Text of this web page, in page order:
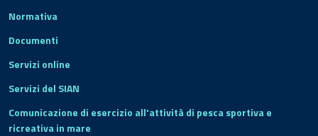
Normativa
Documenti
Servizi online
Servizi del SIAN
Comunicazione di esercizio all'attività di pesca sportiva e
ricreativa in mare